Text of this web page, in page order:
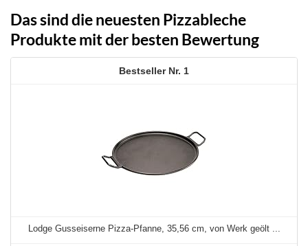
Das sind die neuesten Pizzableche
Produkte mit der besten Bewertung
1
Lodge Gusseiserne Pizza-Pfanne, 35,56 cm, von Werk geölt ...